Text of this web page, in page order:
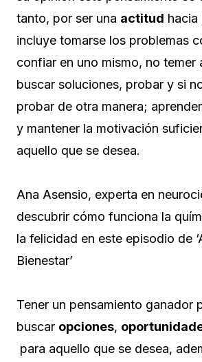
tanto, por ser una actitud hacia
incluye tomarse los problemas
confiar en uno mismo, no temer
buscar soluciones, probar y si
probar de otra manera;
y mantener la motivación
aquello que se desea.
Ana Asensio, experta en
descubrir cómo funciona la
la felicidad en este episodio de
Bienestar’
Tener un pensamiento ganador
buscar opciones,
para aquello que se desea,